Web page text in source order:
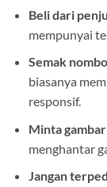
Beli dari
mempunyai
Semak
biasanya
responsif.
Minta
menghantar
Jangan